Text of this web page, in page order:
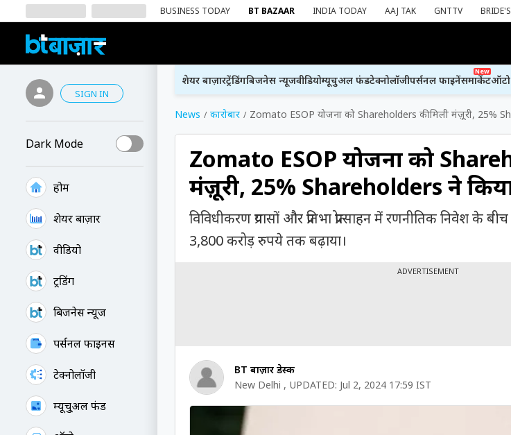
BUSINESS TODAY BT BAZAAR INDIA TODAY AAJ TAK GNTTV
SIGN IN
Dark Mode
होम
शेयर बाज़ार
वीडियो
ट्रेंडिंग
बिजनेस न्यूज
पर्सनल फाइनेंस
टेक्नोलॉजी
म्यूचु्अल फंड
शेयर बाज़ारट्रेंडिंगबिजनेस न्यूजवीडियोम्यूचुअल फंडटेक्नोलॉजीपर्सनल फाइनेंस
New
मार्केटऑटो
News कारोबार Zomato ESOP योजना को Shareholders की मिली मंज़ूरी, 25%
Zomato ESOP योजना को
मंज़ूरी, 25% Shareholders ने
विविधीकरण प्रयासों और प्रतिभा प्रोत्साहन में रणनीतिक निवेश
3,800 करोड़ रुपये तक बढ़ाया।
ADVERTISEMENT
BT बाज़ार डेस्क
New Delhi , UPDATED: Jul 2, 2024 17:59 IST